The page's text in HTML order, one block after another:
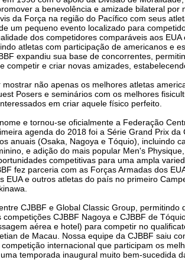
a benevolência e amizade bilateral por
da Força na região do Pacífico com seus
um pequeno evento localizado para
dos competidores comparáveis ​​aos EUA
atletas com participação de americanos e
expandiu sua base de concorrentes,
competir e criar novas amizades,
não apenas os melhores atletas
Posers e seminários com os melhores
​​em criar aquele físico perfeito.
e tornou-se oficialmente a Federação
agenda do 2018 foi a Série Grand Prix da
anuais (Osaka, Nagoya e Tóquio), incluindo
e adição do mais popular Men's
competitivas para uma ampla
fez parceria com as Forças Armadas dos
e outros atletas do país no primeiro
CJBBF e Global Classic Group, permitindo
CJBBF Nagoya e CJBBF de
aérea e hotel) para competir no
de Macau. Nossa equipe da CJBBF saiu
internacional que participam os
temporada inaugural muito bem-sucedida